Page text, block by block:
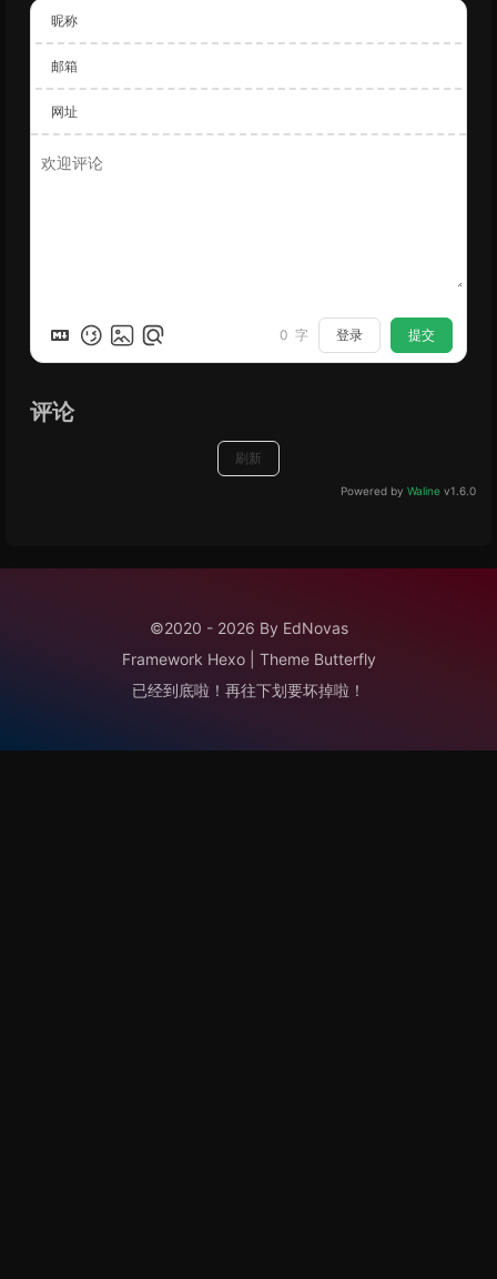
昵称
邮箱
网址
0 字 登录 提交
评论
刷新
Powered by Waline v1.6.0
©2020 - 2026 By EdNovas
Framework Hexo Theme Butterfly
已经到底啦！再往下划要坏掉啦！